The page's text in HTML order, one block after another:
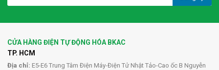
CỬA HÀNG ĐIỆN TỰ ĐỘNG HÓA BKAC
TP. HCM
Địa chỉ: E5-E6 Trung Tâm Điện Máy-Điện Tử Nhật Tảo-Cao ốc B Nguyễn